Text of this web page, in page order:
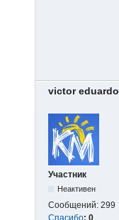
victor eduardo
Участник
Неактивен
Сообщений: 299
Спасибо: 0